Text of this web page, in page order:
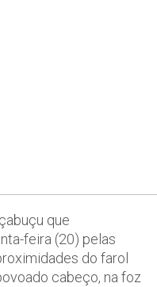
que
feira (20) pelas
do farol
cabeço, na foz